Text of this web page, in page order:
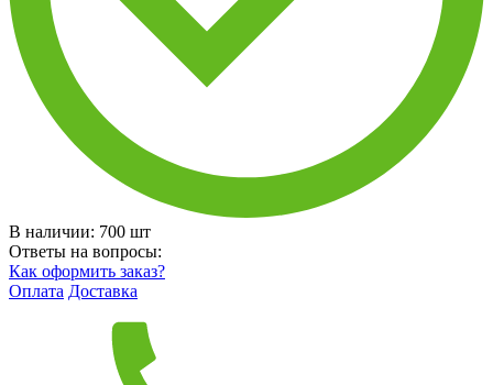
В наличии: 700 шт
Ответы на вопросы:
Как оформить заказ?
Оплата Доставка